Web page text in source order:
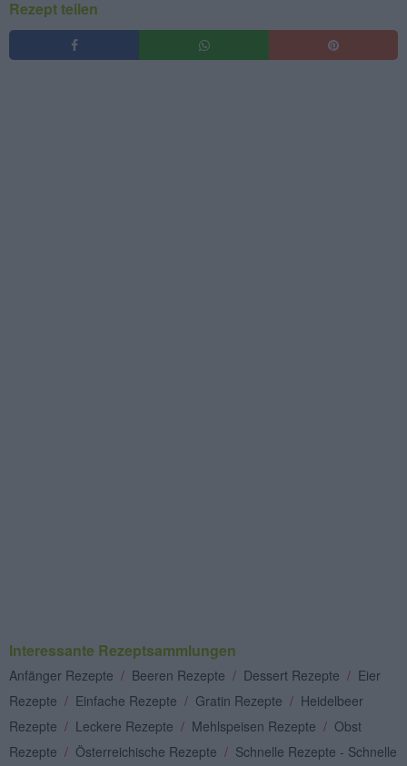
Rezept teilen
Interessante Rezeptsammlungen
Anfänger Rezepte / Beeren Rezepte / Dessert Rezepte / Eier
Rezepte / Einfache Rezepte / Gratin Rezepte / Heidelbeer
Rezepte / Leckere Rezepte / Mehlspeisen Rezepte / Obst
Rezepte / Österreichische Rezepte / Schnelle Rezepte - Schnelle